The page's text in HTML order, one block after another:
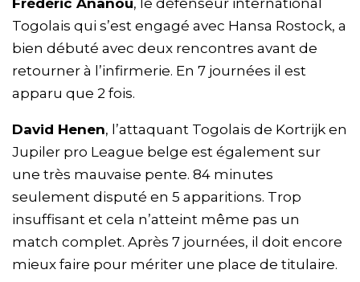
Frédéric Ananou, le défenseur international
Togolais qui s’est engagé avec Hansa Rostock, a
bien débuté avec deux rencontres avant de
retourner à l’infirmerie. En 7 journées il est
apparu que 2 fois.
David Henen, l’attaquant Togolais de Kortrijk en
Jupiler pro League belge est également sur
une très mauvaise pente. 84 minutes
seulement disputé en 5 apparitions. Trop
insuffisant et cela n’atteint même pas un
match complet. Après 7 journées, il doit encore
mieux faire pour mériter une place de titulaire.